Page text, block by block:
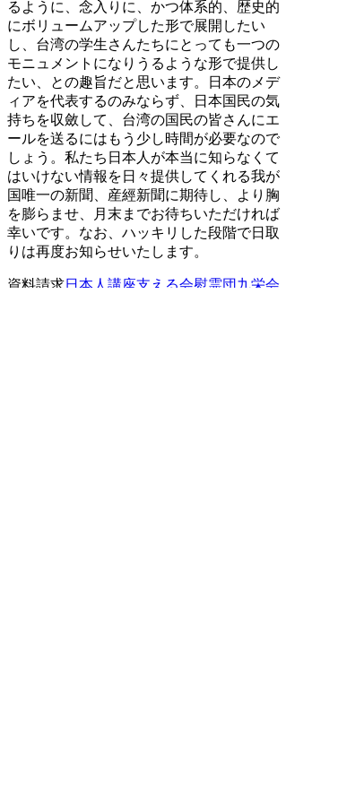
るように、念入りに、かつ体系的、歴史的
にボリュームアップした形で展開したい
し、台湾の学生さんたちにとっても一つの
モニュメントになりうるような形で提供し
たい、との趣旨だと思います。日本のメデ
ィアを代表するのみならず、日本国民の気
持ちを収斂して、台湾の国民の皆さんにエ
ールを送るにはもう少し時間が必要なので
しょう。私たち日本人が本当に知らなくて
はいけない情報を日々提供してくれる我が
国唯一の新聞、産經新聞に期待し、より胸
を膨らませ、月末までお待ちいただければ
幸いです。なお、ハッキリした段階で日取
りは再度お知らせいたします。
資料請求日本人講座支える会慰霊団九栄会